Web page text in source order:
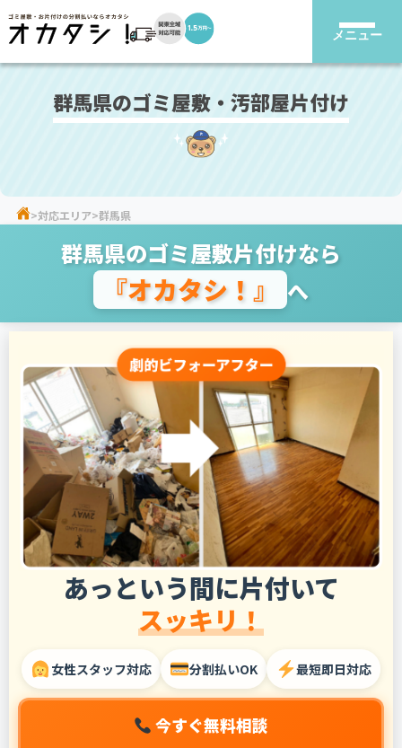
メニュー
群馬県のゴミ屋敷・汚部屋片付け
対応エリア 群馬県
群馬県のゴミ屋敷片付けなら
『オカタシ！』 へ
あっという間に片付いて
スッキリ！
女性スタッフ対応 分割払いOK 最短即日対応
今すぐ無料相談